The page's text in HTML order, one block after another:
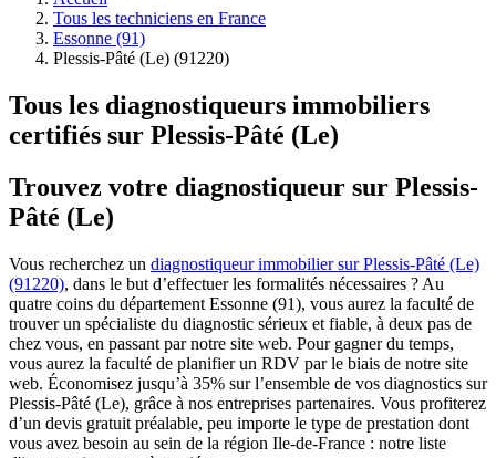
Tous les techniciens en France
Essonne (91)
Plessis-Pâté (Le) (91220)
Tous les diagnostiqueurs immobiliers
certifiés sur Plessis-Pâté (Le)
Trouvez votre diagnostiqueur sur Plessis-
Pâté (Le)
Vous recherchez un diagnostiqueur immobilier sur Plessis-Pâté (Le)
(91220), dans le but d’effectuer les formalités nécessaires ? Au
quatre coins du département Essonne (91), vous aurez la faculté de
trouver un spécialiste du diagnostic sérieux et fiable, à deux pas de
chez vous, en passant par notre site web. Pour gagner du temps,
vous aurez la faculté de planifier un RDV par le biais de notre site
web. Économisez jusqu’à 35% sur l’ensemble de vos diagnostics sur
Plessis-Pâté (Le), grâce à nos entreprises partenaires. Vous profiterez
d’un devis gratuit préalable, peu importe le type de prestation dont
vous avez besoin au sein de la région Ile-de-France : notre liste